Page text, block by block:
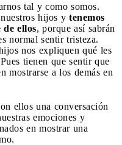
tal y como somos.
hijos y tenemos
ellos, porque así sabrán
normal sentir tristeza.
nos expliquen qué les
tienen que sentir que
mostrarse a los demás en
ellos una conversación
emociones y
en mostrar una